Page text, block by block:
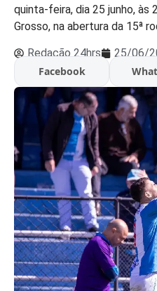
quinta-feira, dia 25 junho, às
Grosso, na abertura da 15ª
Redação 24hrs 25/06/
Facebook